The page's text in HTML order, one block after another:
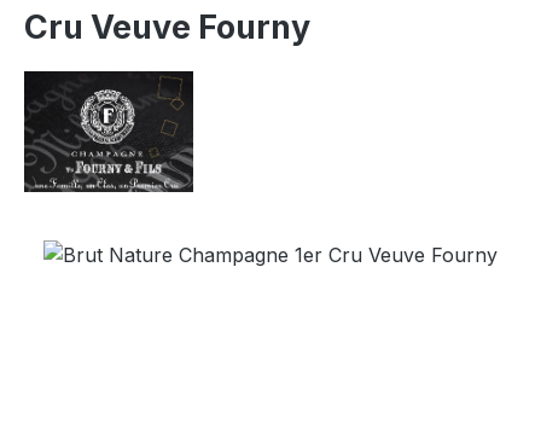
Cru Veuve Fourny
Bildergalerie überspringen